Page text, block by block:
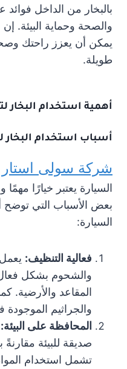
بالبخار من الداخل فوائد
والصحة وحماية البيئة. إن
يمكن أن يعزز راحتك
طويلة.
أهمية استخدام البخار
أسباب استخدام البخار
شركة سولى استار
السيارة يعتبر خيارًا
بعض الأسباب التي توضح
السيارة:
فعالية التنظيف:
والشحوم بشكل
المقاعد والأرضية.
والجراثيم
المحافظة على البيئة:
صديقة للبيئة مقارنةً
تشمل استخدام